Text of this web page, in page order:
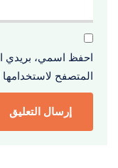
احفظ اسمي، بريدي
المتصفح